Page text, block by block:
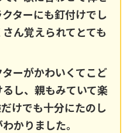
ターにも釘付けでし
ん覚えられてとても
ーがかわいくてこど
し、親もみていて楽
けでも十分にたのし
かりました。